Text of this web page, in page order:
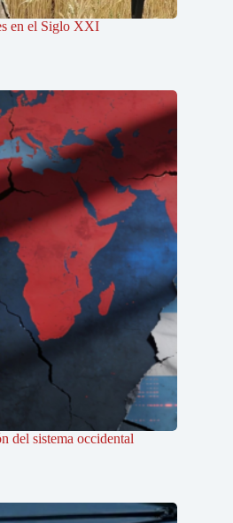
en el Siglo XXI
del sistema occidental